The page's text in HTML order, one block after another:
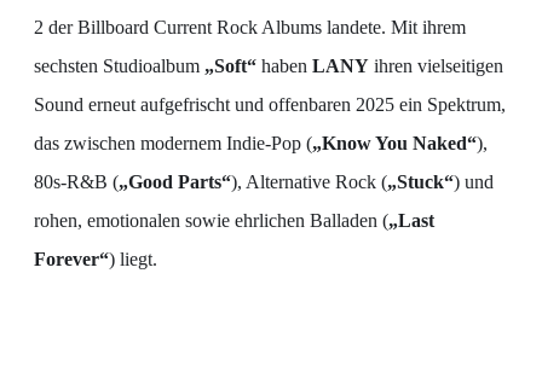
2 der Billboard Current Rock Albums landete. Mit ihrem
sechsten Studioalbum „Soft“ haben LANY ihren vielseitigen
Sound erneut aufgefrischt und offenbaren 2025 ein Spektrum,
das zwischen modernem Indie-Pop („Know You Naked“),
80s-R&B („Good Parts“), Alternative Rock („Stuck“) und
rohen, emotionalen sowie ehrlichen Balladen („Last
Forever“) liegt.